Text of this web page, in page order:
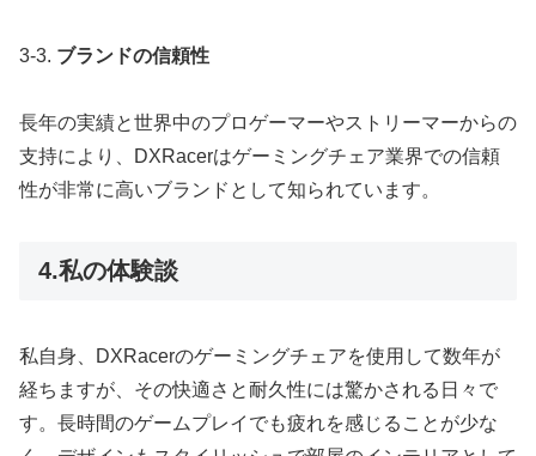
3-3. ブランドの信頼性
長年の実績と世界中のプロゲーマーやストリーマーからの
支持により、DXRacerはゲーミングチェア業界での信頼
性が非常に高いブランドとして知られています。
4.私の体験談
私自身、DXRacerのゲーミングチェアを使用して数年が
経ちますが、その快適さと耐久性には驚かされる日々で
す。長時間のゲームプレイでも疲れを感じることが少な